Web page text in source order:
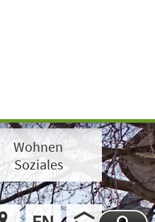
Wohnen
Soziales